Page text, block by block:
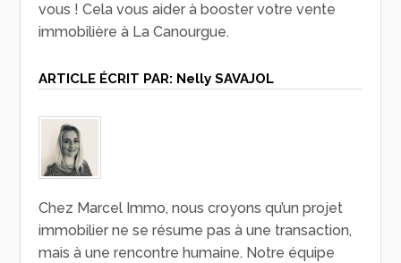
vous ! Cela vous aider à booster votre vente
immobilière à La Canourgue.
ARTICLE ÉCRIT PAR: Nelly SAVAJOL
Chez Marcel Immo, nous croyons qu’un projet
immobilier ne se résume pas à une transaction,
mais à une rencontre humaine. Notre équipe